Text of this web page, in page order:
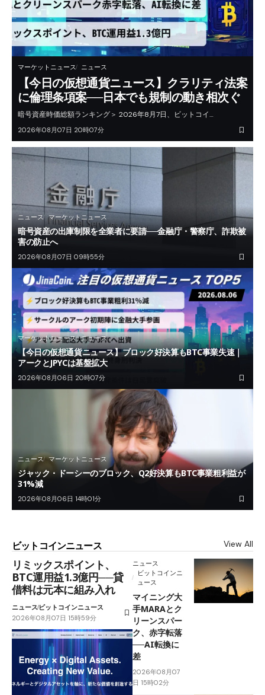
マーケットニュース ニュース
【今日の仮想通貨ニュース】クラリティ法案
に倫理条項案──日本でも規制の動き相次ぐ
暗号資産時価総額ランキング＞ 2026年8月7日、ビットコイ…
2026年08月07日 20時07分
ニュース マーケットニュース
暗号資産の出庫制限を全業者に要請──金融庁・警察庁、詐欺被
害の防止へ
2026年08月07日 09時55分
マーケットニュース ニュース
【今日の仮想通貨ニュース】ブロック好決算もBTC事業失速｜
アークとJPYCは基盤拡大
2026年08月06日 20時07分
ニュース マーケットニュース
ジャック・ドーシーのブロック、Q2好決算もBTC事業粗利益が
31%減
2026年08月06日 14時01分
ビットコインニュース View All
リミックスポイント、
BTC運用益1.3億円──貸
借料は元本に組み入れ
ニュースビットコインニュース
2026年08月07日 15時59分
ニュース
ビットコインニ
ュース
マイニング大
手MARAとク
リーンスパー
ク、赤字転落
──AI転換に
差
2026年08月07
日 15時02分